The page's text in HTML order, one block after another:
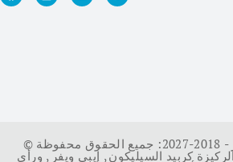
كربيد السيليكون , إيبي ويفر , ورأى